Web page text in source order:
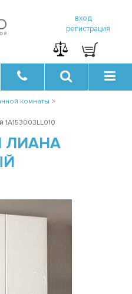
вход
регистрация
комнаты >
ЛИАНА